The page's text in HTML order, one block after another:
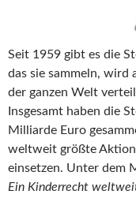
Seit 1959 gibt es die
das sie sammeln, wird
der ganzen Welt
Insgesamt haben die
Milliarde Euro
weltweit größte
einsetzen. Unter dem
Ein Kinderrecht